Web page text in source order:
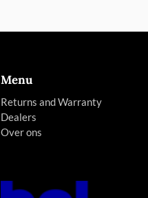
Menu
Returns and Warranty
Dealers
Over ons